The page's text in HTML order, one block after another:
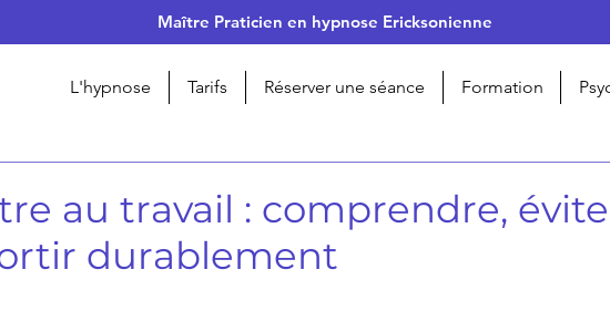
Maître Praticien en hypnose Ericksonienne
L'hypnose Tarifs Réserver une séance Formation
au travail : comprendre,
durablement